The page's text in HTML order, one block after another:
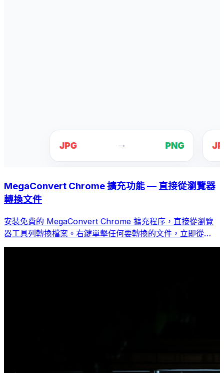
MegaConvert Chrome 擴充功能 — 直接從瀏覽器
轉換文件
安裝免費的 MegaConvert Chrome 擴充程序，直接從瀏覽
器工具列轉換檔案。右鍵單擊任何要轉換的文件，立即從
Chrome 存取所有工具。